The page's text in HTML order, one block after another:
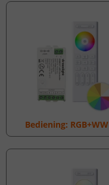
Bediening: RGB+WW